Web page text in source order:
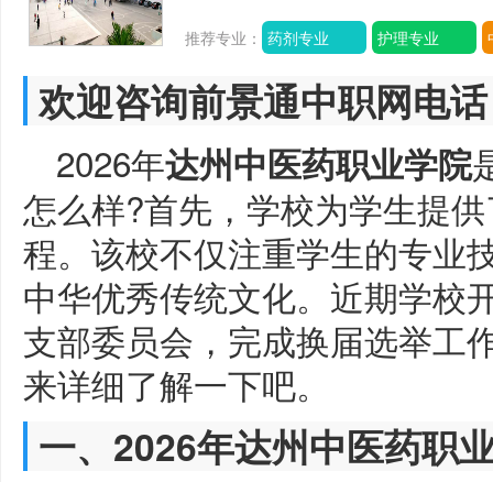
推荐专业： 药剂专业 护理专业
欢迎咨询前景通中职网电
2026年达州中医药职业学院
怎么样?首先，学校为学生提
程。该校不仅注重学生的专业
中华优秀传统文化。近期学校
支部委员会，完成换届选举工
来详细了解一下吧。
一、2026年达州中医药职